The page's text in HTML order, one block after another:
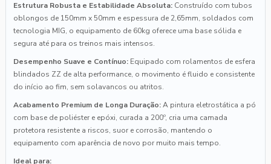
Estrutura Robusta e Estabilidade Absoluta: Construído com tubos
oblongos de 150mm x 50mm e espessura de 2,65mm, soldados com
tecnologia MIG, o equipamento de 60kg oferece uma base sólida e
segura até para os treinos mais intensos.
Desempenho Suave e Contínuo: Equipado com rolamentos de esfera
blindados ZZ de alta performance, o movimento é fluido e consistente
do início ao fim, sem solavancos ou atritos.
Acabamento Premium de Longa Duração:A pintura eletrostática a pó
com base de poliéster e epóxi, curada a 200º, cria uma camada
protetora resistente a riscos, suor e corrosão, mantendo o
equipamento com aparência de novo por muito mais tempo.
Ideal para: